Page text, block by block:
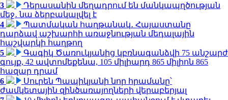
3
Դերասանին մեղադրում են մանկապղծության
մեջ․ նա ձերբակալվել է
4
Պատմական հաղթանակ․ Հայաստանը
դարձավ աշխարհի առաջնության մեդալային
հաշվարկի հաղթող
5
Գագիկ Ծառուկյանից կբռնագանձվի 75 անշարժ
գույք, 42 ավտոմեքենա, 105 միլիարդ 865 միլիոն 865
հազար դրամ
6
Սուրեն Պապիկյանի նոր հրամանը՝
ժամկետային զինծառայողների վերաբերյալ